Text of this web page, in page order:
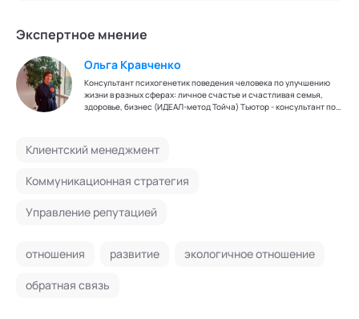
Экспертное мнение
Ольга Кравченко
Консультант психогенетик поведения человека по улучшению
жизни в разных сферах: личное счастье и счастливая семья,
здоровье, бизнес (ИДЕАЛ-метод Тойча) Тьютор - консультант по
Клиентский менеджмент
Коммуникационная стратегия
Управление репутацией
отношения развитие экологичное отношение
обратная связь